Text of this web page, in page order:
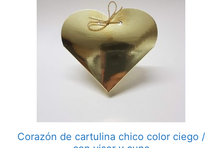
Corazón de cartulina chico color ciego /